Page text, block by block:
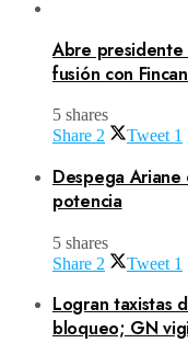
Abre
fusión con
5 shares
Share 2 Tweet 1
Despega
potencia
5 shares
Share 2 Tweet 1
Logran taxistas
bloqueo; GN